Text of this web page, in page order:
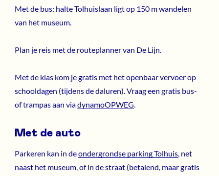
Met de bus: halte Tolhuislaan ligt op 150 m wandelen
van het museum.
Plan je reis metde routeplannervan De Lijn.
Met de klas kom je gratis met het openbaar vervoer op
schooldagen (tijdens de daluren). Vraag een gratis bus-
of trampas aan viadynamoOPWEG.
Met de auto
Parkeren kan in deondergrondse parking Tolhuis, net
naast het museum, of in de straat (betalend, maar gratis